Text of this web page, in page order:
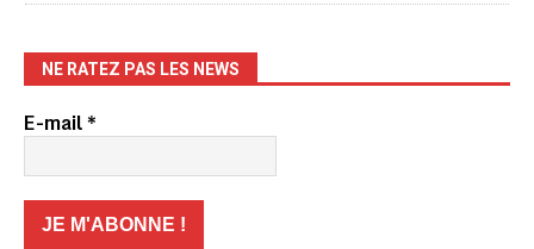
NE RATEZ PAS LES NEWS
E-mail*